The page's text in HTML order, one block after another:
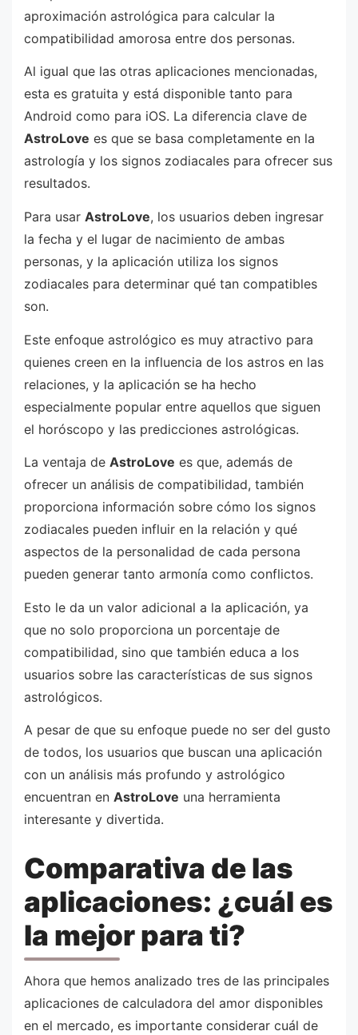
aproximación astrológica para calcular la
compatibilidad amorosa entre dos personas.
Al igual que las otras aplicaciones mencionadas,
esta es gratuita y está disponible tanto para
Android como para iOS. La diferencia clave de
AstroLove es que se basa completamente en la
astrología y los signos zodiacales para ofrecer sus
resultados.
Para usar AstroLove, los usuarios deben ingresar
la fecha y el lugar de nacimiento de ambas
personas, y la aplicación utiliza los signos
zodiacales para determinar qué tan compatibles
son.
Este enfoque astrológico es muy atractivo para
quienes creen en la influencia de los astros en las
relaciones, y la aplicación se ha hecho
especialmente popular entre aquellos que siguen
el horóscopo y las predicciones astrológicas.
La ventaja de AstroLove es que, además de
ofrecer un análisis de compatibilidad, también
proporciona información sobre cómo los signos
zodiacales pueden influir en la relación y qué
aspectos de la personalidad de cada persona
pueden generar tanto armonía como conflictos.
Esto le da un valor adicional a la aplicación, ya
que no solo proporciona un porcentaje de
compatibilidad, sino que también educa a los
usuarios sobre las características de sus signos
astrológicos.
A pesar de que su enfoque puede no ser del gusto
de todos, los usuarios que buscan una aplicación
con un análisis más profundo y astrológico
encuentran en AstroLove una herramienta
interesante y divertida.
Comparativa de las
aplicaciones: ¿cuál es
la mejor para ti?
Ahora que hemos analizado tres de las principales
aplicaciones de calculadora del amor disponibles
en el mercado, es importante considerar cuál de